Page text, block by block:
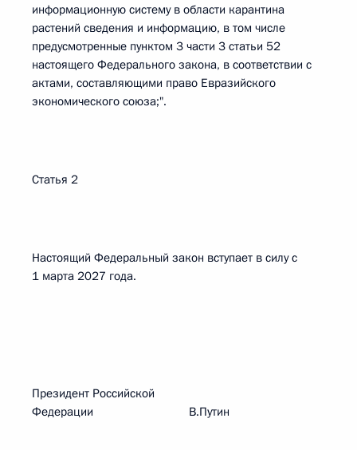
информационную систему в области карантина
растений сведения и информацию, в том числе
предусмотренные пунктом 3 части 3 статьи 52
настоящего Федерального закона, в соответствии с
актами, составляющими право Евразийского
экономического союза;".
Статья 2
Настоящий Федеральный закон вступает в силу с
1 марта 2027 года.
Президент Российской
Федерации В.Путин